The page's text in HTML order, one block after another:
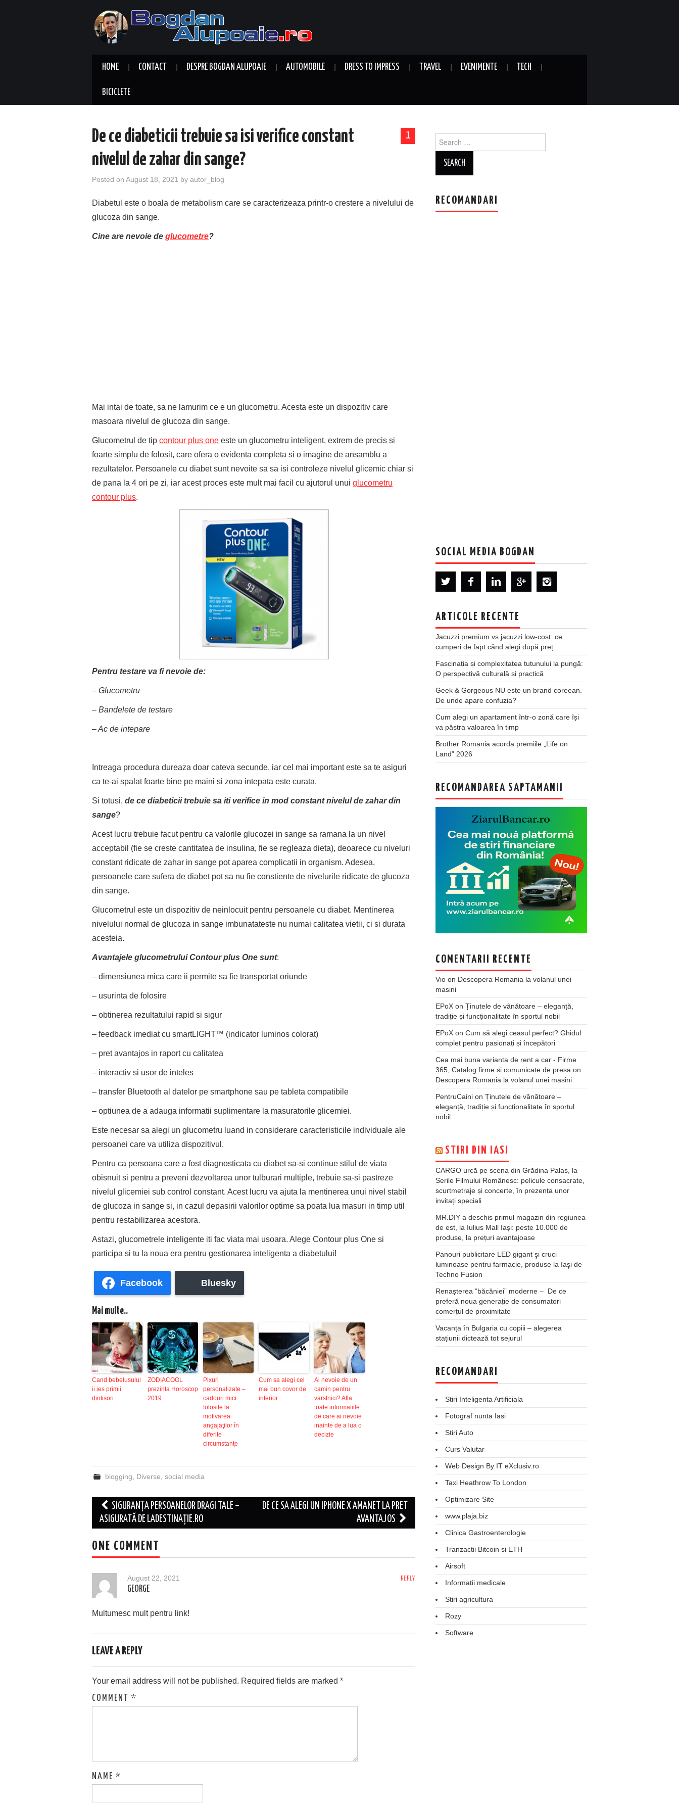
HOME CONTACT DESPRE BOGDAN ALUPOAIE AUTOMOBILE DRESS TO IMPRESS TRAVEL EVENIMENTE TECH
BICICLETE
1
De ce diabeticii trebuie sa isi verifice constant
nivelul de zahar din sange?
Posted on August 18, 2021 by autor_blog
Diabetul este o boala de metabolism care se caracterizeaza printr-o crestere a nivelului de
glucoza din sange.
Cine are nevoie de glucometre?
Mai intai de toate, sa ne lamurim ce e un glucometru. Acesta este un dispozitiv care
masoara nivelul de glucoza din sange.
Glucometrul de tip contour plus one este un glucometru inteligent, extrem de precis si
foarte simplu de folosit, care ofera o evidenta completa si o imagine de ansamblu a
rezultatelor. Persoanele cu diabet sunt nevoite sa sa isi controleze nivelul glicemic chiar si
de pana la 4 ori pe zi, iar acest proces este mult mai facil cu ajutorul unui glucometru
contour plus.
Pentru testare va fi nevoie de:
– Glucometru
– Bandelete de testare
– Ac de intepare
Intreaga procedura dureaza doar cateva secunde, iar cel mai important este sa te asiguri
ca te-ai spalat foarte bine pe maini si zona intepata este curata.
Si totusi, de ce diabeticii trebuie sa iti verifice in mod constant nivelul de zahar din
sange?
Acest lucru trebuie facut pentru ca valorile glucozei in sange sa ramana la un nivel
acceptabil (fie se creste cantitatea de insulina, fie se regleaza dieta), deoarece cu niveluri
constant ridicate de zahar in sange pot aparea complicatii in organism. Adesea,
persoanele care sufera de diabet pot sa nu fie constiente de nivelurile ridicate de glucoza
din sange.
Glucometrul este un dispozitiv de neinlocuit pentru persoanele cu diabet. Mentinerea
nivelului normal de glucoza in sange imbunatateste nu numai calitatea vietii, ci si durata
acesteia.
Avantajele glucometrului Contour plus One sunt:
– dimensiunea mica care ii permite sa fie transportat oriunde
– usurinta de folosire
– obtinerea rezultatului rapid si sigur
– feedback imediat cu smartLIGHT™ (indicator luminos colorat)
– pret avantajos in raport cu calitatea
– interactiv si usor de inteles
– transfer Bluetooth al datelor pe smartphone sau pe tableta compatibile
– optiunea de a adauga informatii suplimentare la masuratorile glicemiei.
Este necesar sa alegi un glucometru luand in considerare caracteristicile individuale ale
persoanei care va utiliza dispozitivul.
Pentru ca persoana care a fost diagnosticata cu diabet sa-si continue stilul de viata
obisnuit si pentru a preveni dezvoltarea unor tulburari multiple, trebuie sa-si pastreze
nivelul glicemiei sub control constant. Acest lucru va ajuta la mentinerea unui nivel stabil
de glucoza in sange si, in cazul depasirii valorilor optime sa poata lua masuri in timp util
pentru restabilizarea acestora.
Astazi, glucometrele inteligente iti fac viata mai usoara. Alege Contour plus One si
participa si tu la noua era pentru gestionarea inteligenta a diabetului!
Facebook Bluesky
Mai multe..
Cand bebelusului
ii ies primii
dintisori
ZODIACOOL
prezinta Horoscop
2019
Pixuri
personalizate –
cadouri mici
folosite la
motivarea
angajaţilor în
diferite
circumstanţe
Cum sa alegi cel
mai bun covor de
interior
Ai nevoie de un
camin pentru
varstnici? Afla
toate informatiile
de care ai nevoie
inainte de a lua o
decizie
blogging Diverse ,social media
Post
navigation
SIGURANȚA PERSOANELOR DRAGI TALE –
ASIGURATĂ DE LADESTINAȚIE.RO
DE CE SA ALEGI UN IPHONE X AMANET LA PRET
AVANTAJOS
ONE COMMENT
REPLY
August 22, 2021
GEORGE
Multumesc mult pentru link!
LEAVE A REPLY
Your email address will not be published. Required fields are marked *
COMMENT *
NAME *
for:
RECOMANDARI
SOCIAL MEDIA BOGDAN
ARTICOLE RECENTE
Jacuzzi premium vs jacuzzi low-cost: ce
cumperi de fapt când alegi după preț
Fascinația și complexitatea tutunului la pungă:
O perspectivă culturală și practică
Geek & Gorgeous NU este un brand coreean.
De unde apare confuzia?
Cum alegi un apartament într-o zonă care își
va păstra valoarea în timp
Brother Romania acorda premiile „Life on
Land” 2026
RECOMANDAREA SAPTAMANII
COMENTARII RECENTE
Vio on Descopera Romania la volanul unei
masini
EPoX on Ținutele de vânătoare – eleganță,
tradiție și funcționalitate în sportul nobil
EPoX on Cum să alegi ceasul perfect? Ghidul
complet pentru pasionați și începători
Cea mai buna varianta de rent a car - Firme
365, Catalog firme si comunicate de presa on
Descopera Romania la volanul unei masini
PentruCaini on Ținutele de vânătoare –
eleganță, tradiție și funcționalitate în sportul
nobil
STIRI DIN IASI
CARGO urcă pe scena din Grădina Palas, la
Serile Filmului Românesc: pelicule consacrate,
scurtmetraje și concerte, în prezența unor
invitați speciali
MR.DIY a deschis primul magazin din regiunea
de est, la Iulius Mall Iași: peste 10.000 de
produse, la prețuri avantajoase
Panouri publicitare LED gigant şi cruci
luminoase pentru farmacie, produse la Iaşi de
Techno Fusion
Renașterea “băcăniei” moderne – De ce
preferă noua generație de consumatori
comerțul de proximitate
Vacanța în Bulgaria cu copiii – alegerea
stațiunii dictează tot sejurul
RECOMANDARI
Stiri Inteligenta Artificiala
Fotograf nunta Iasi
Stiri Auto
Curs Valutar
Web Design By IT eXclusiv.ro
Taxi Heathrow To London
Optimizare Site
www.plaja.biz
Clinica Gastroenterologie
Tranzactii Bitcoin si ETH
Airsoft
Informatii medicale
Stiri agricultura
Rozy
Software